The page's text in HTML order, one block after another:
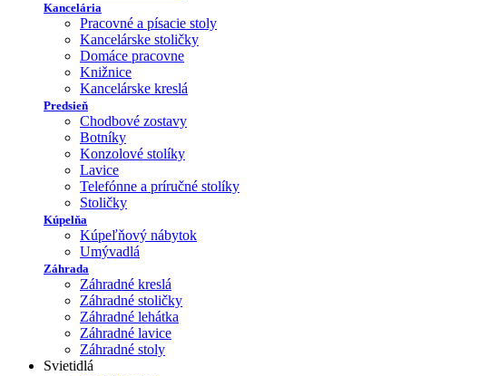
Kancelária
Pracovné a písacie stoly
Kancelárske stoličky
Domáce pracovne
Knižnice
Kancelárske kreslá
Predsieň
Chodbové zostavy
Botníky
Konzolové stolíky
Lavice
Telefónne a príručné stolíky
Stoličky
Kúpelňa
Kúpeľňový nábytok
Umývadlá
Záhrada
Záhradné kreslá
Záhradné stoličky
Záhradné lehátka
Záhradné lavice
Záhradné stoly
Svietidlá